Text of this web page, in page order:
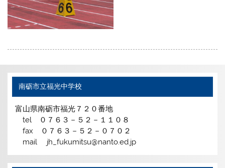
南砺市立福光中学校
富山県南砺市福光７２０番地
tel ０７６３－５２－１１０８
fax ０７６３－５２－０７０２
mail jh_fukumitsu@nanto.ed.jp